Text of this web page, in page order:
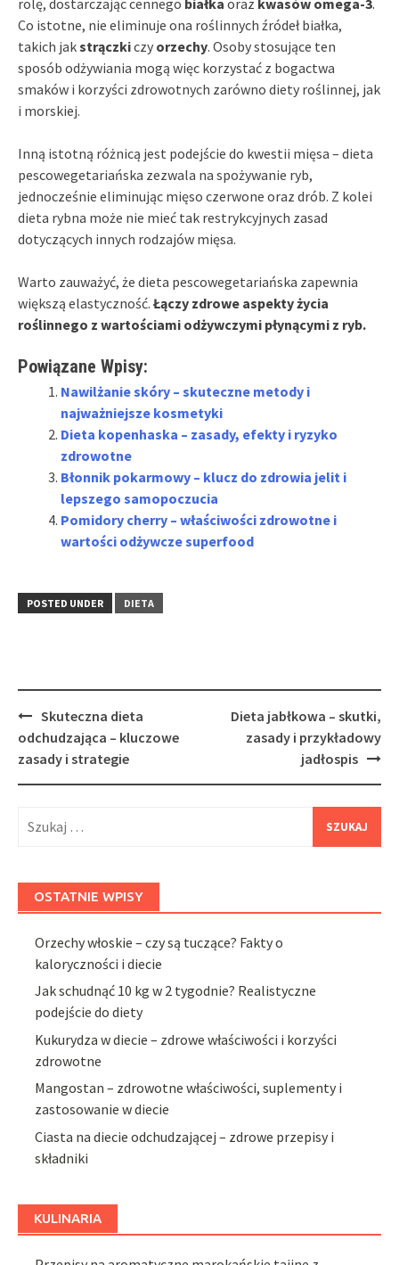
Co istotne, nie eliminuje ona roślinnych źródeł białka,
takich jakstrączkiczy orzechy. Osoby stosujące ten
sposób odżywiania mogą więc korzystać z bogactwa
smaków i korzyści zdrowotnych zarówno diety roślinnej, jak
i morskiej.
Inną istotną różnicą jest podejście do kwestii mięsa – dieta
pescowegetariańska zezwala na spożywanie ryb,
jednocześnie eliminując mięso czerwone oraz drób. Z kolei
dieta rybna może nie mieć tak restrykcyjnych zasad
dotyczących innych rodzajów mięsa.
Warto zauważyć, że dieta pescowegetariańska zapewnia
większą elastyczność. Łączy zdrowe aspekty życia
roślinnego z wartościami odżywczymi płynącymi z ryb.
Powiązane Wpisy:
Nawilżanie skóry – skuteczne metody i
najważniejsze kosmetyki
Dieta kopenhaska – zasady, efekty i ryzyko
zdrowotne
Błonnik pokarmowy – klucz do zdrowia jelit i
lepszego samopoczucia
Pomidory cherry – właściwości zdrowotne i
wartości odżywcze superfood
POSTED UNDER DIETA
Post
navigation
Skuteczna dieta
odchudzająca – kluczowe
zasady i strategie
Dieta jabłkowa – skutki,
zasady i przykładowy
jadłospis
OSTATNIE WPISY
Orzechy włoskie – czy są tuczące? Fakty o
kaloryczności i diecie
Jak schudnąć 10 kg w 2 tygodnie? Realistyczne
podejście do diety
Kukurydza w diecie – zdrowe właściwości i korzyści
zdrowotne
Mangostan – zdrowotne właściwości, suplementy i
zastosowanie w diecie
Ciasta na diecie odchudzającej – zdrowe przepisy i
składniki
KULINARIA